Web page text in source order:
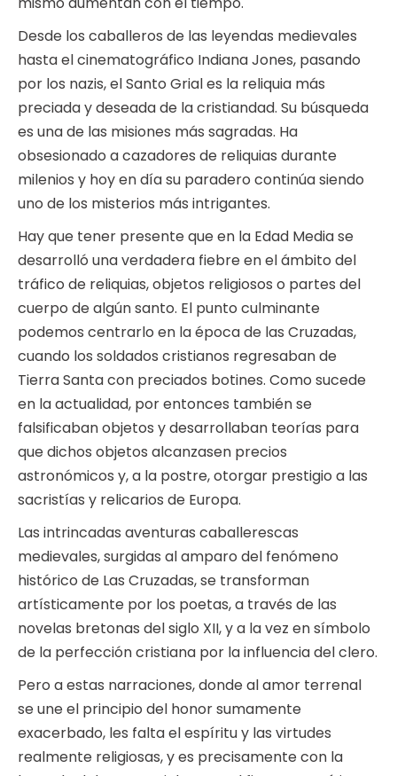
Desde los caballeros de las leyendas medievales
hasta el cinematográfico Indiana Jones, pasando
por los nazis, el Santo Grial es la reliquia más
preciada y deseada de la cristiandad. Su búsqueda
es una de las misiones más sagradas. Ha
obsesionado a cazadores de reliquias durante
milenios y hoy en día su paradero continúa siendo
uno de los misterios más intrigantes.
Hay que tener presente que en la Edad Media se
desarrolló una verdadera fiebre en el ámbito del
tráfico de reliquias, objetos religiosos o partes del
cuerpo de algún santo. El punto culminante
podemos centrarlo en la época de las Cruzadas,
cuando los soldados cristianos regresaban de
Tierra Santa con preciados botines. Como sucede
en la actualidad, por entonces también se
falsificaban objetos y desarrollaban teorías para
que dichos objetos alcanzasen precios
astronómicos y, a la postre, otorgar prestigio a las
sacristías y relicarios de Europa.
Las intrincadas aventuras caballerescas
medievales, surgidas al amparo del fenómeno
histórico de Las Cruzadas, se transforman
artísticamente por los poetas, a través de las
novelas bretonas del siglo XII, y a la vez en símbolo
de la perfección cristiana por la influencia del clero.
Pero a estas narraciones, donde al amor terrenal
se une el principio del honor sumamente
exacerbado, les falta el espíritu y las virtudes
realmente religiosas, y es precisamente con la